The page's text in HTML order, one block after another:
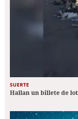
SUERTE
Hallan un billete de